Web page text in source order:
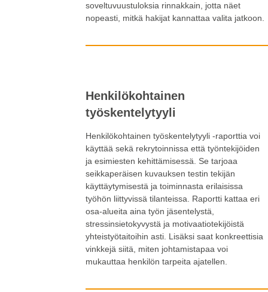
soveltuvuustuloksia rinnakkain, jotta näet
nopeasti, mitkä hakijat kannattaa valita jatkoon.
Henkilökohtainen
työskentelytyyli
Henkilökohtainen työskentelytyyli -raporttia voi
käyttää sekä rekrytoinnissa että työntekijöiden
ja esimiesten kehittämisessä. Se tarjoaa
seikkaperäisen kuvauksen testin tekijän
käyttäytymisestä ja toiminnasta erilaisissa
työhön liittyvissä tilanteissa. Raportti kattaa eri
osa-alueita aina työn jäsentelystä,
stressinsietokyvystä ja motivaatiotekijöistä
yhteistyötaitoihin asti. Lisäksi saat konkreettisia
vinkkejä siitä, miten johtamistapaa voi
mukauttaa henkilön tarpeita ajatellen.